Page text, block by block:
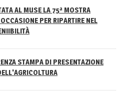
AL MUSE LA 75ª MOSTRA
PER RIPARTIRE NEL
STAMPA DI PRESENTAZIONE